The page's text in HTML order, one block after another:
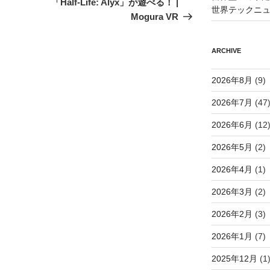
「Half-Life: Alyx」が遊べる！ |
Mogura VR
世界テックニ
ARCHIVE
2026年8月 (9)
2026年7月 (47)
2026年6月 (12)
2026年5月 (2)
2026年4月 (1)
2026年3月 (2)
2026年2月 (3)
2026年1月 (7)
2025年12月 (1)